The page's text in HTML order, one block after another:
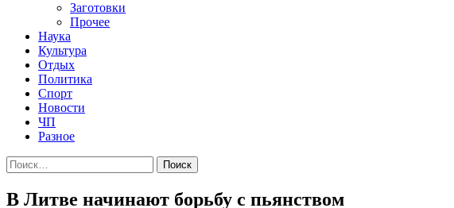
Заготовки
Прочее
Наука
Культура
Отдых
Политика
Спорт
Новости
ЧП
Разное
Найти:
В Литве начинают борьбу с пьянством